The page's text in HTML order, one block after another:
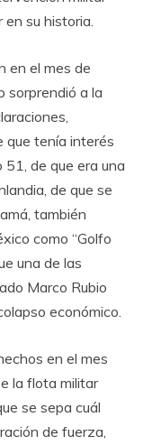
su historia.
en el mes de
sorprendió a la
que tenía interés
de que era una
de que se
también
como “Golfo
una de las
Marco Rubio
económico.
en el mes
la flota militar
se sepa cuál
de fuerza,